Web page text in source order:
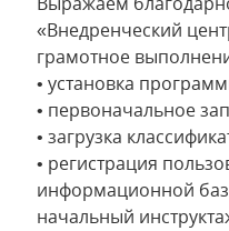
«Внедренческий
грамотное
• установка
• первоначальное
• загрузка
• регистрация
информационной
начальный